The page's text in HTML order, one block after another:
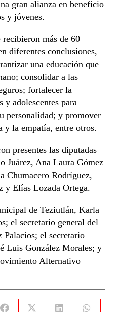
gran alianza en beneficio
y jóvenes.
recibieron más de 60
diferentes conclusiones,
una educación que
consolidar a las
fortalecer la
y adolescentes para
personalidad; y promover
y la empatía, entre otros.
presentes las diputadas
Juárez, Ana Laura Gómez
Chumacero Rodríguez,
y Elías Lozada Ortega.
de Teziutlán, Karla
el secretario general del
el secretario
Luis González Morales; y
Alternativo